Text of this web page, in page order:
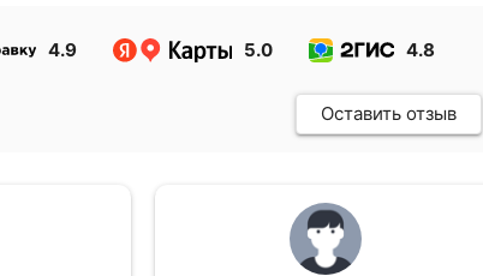
4.9 5.0 4.8
Оставить отзыв